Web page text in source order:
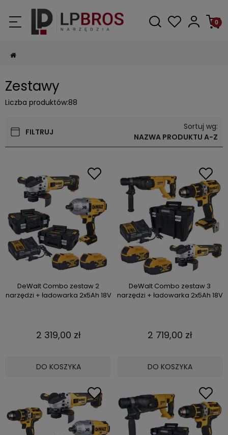
Zestawy
Liczba produktów:88
FILTRUJ
Sortuj wg:
NAZWA PRODUKTU A-Z
DeWalt Combo zestaw 2
narzędzi + ładowarka 2x5Ah 18V
2 319,00 zł
DO KOSZYKA
DeWalt Combo zestaw 3
narzędzi + ładowarka 2x5Ah 18V
2 719,00 zł
DO KOSZYKA